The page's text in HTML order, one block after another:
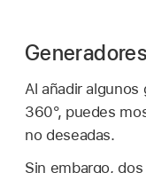
Al añadir
360°, puedes
no deseadas.
Sin embargo,